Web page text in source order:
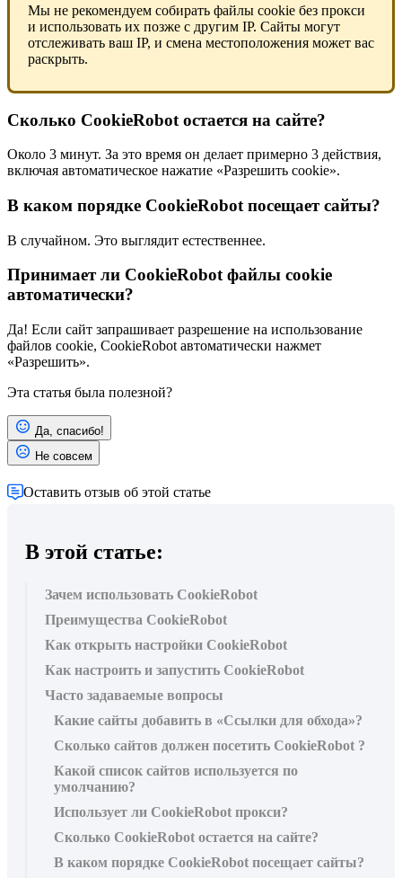
Мы не рекомендуем собирать файлы cookie без прокси
и использовать их позже с другим IP. Сайты могут
отслеживать ваш IP, и смена местоположения может вас
раскрыть.
Сколько CookieRobot остается на сайте?
Около 3 минут. За это время он делает примерно 3 действия,
включая автоматическое нажатие «Разрешить cookie».
В каком порядке CookieRobot посещает сайты?
В случайном. Это выглядит естественнее.
Принимает ли CookieRobot файлы cookie
автоматически?
Да! Если сайт запрашивает разрешение на использование
файлов cookie, CookieRobot автоматически нажмет
«Разрешить».
Эта статья была полезной?
Да, спасибо!
Не совсем
Оставить отзыв об этой статье
В этой статье:
Зачем использовать CookieRobot
Преимущества CookieRobot
Как открыть настройки CookieRobot
Как настроить и запустить CookieRobot
Часто задаваемые вопросы
Какие сайты добавить в «Ссылки для обхода»?
Сколько сайтов должен посетить CookieRobot ?
Какой список сайтов используется по
умолчанию?
Использует ли CookieRobot прокси?
Сколько CookieRobot остается на сайте?
В каком порядке CookieRobot посещает сайты?